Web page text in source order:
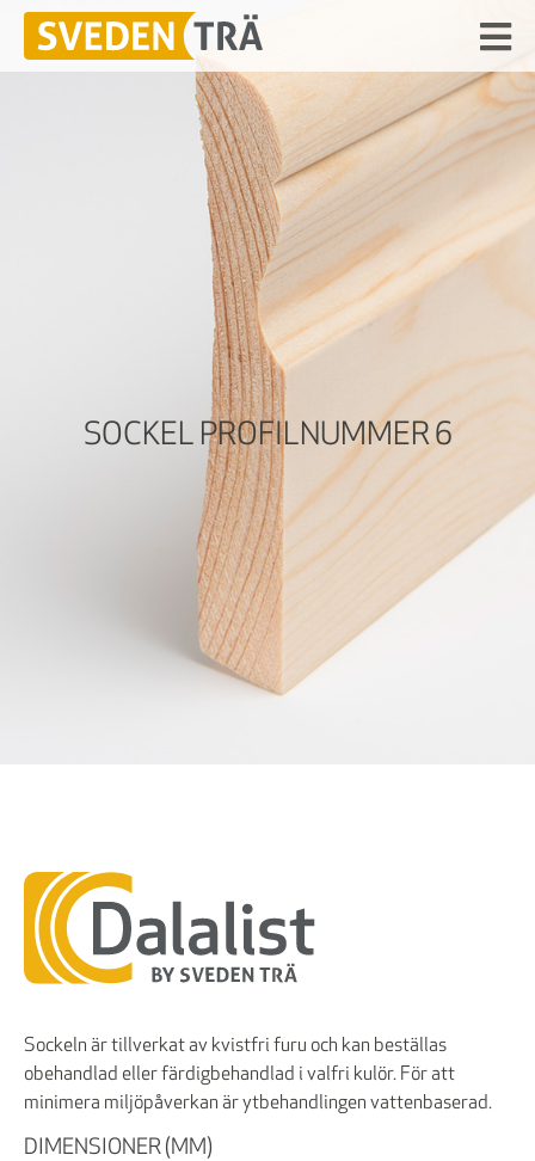
SOCKEL PROFILNUMMER 6
Sockeln är tillverkat av kvistfri furu och kan beställas
obehandlad eller färdigbehandlad i valfri kulör. För att
minimera miljöpåverkan är ytbehandlingen vattenbaserad.
DIMENSIONER (MM)